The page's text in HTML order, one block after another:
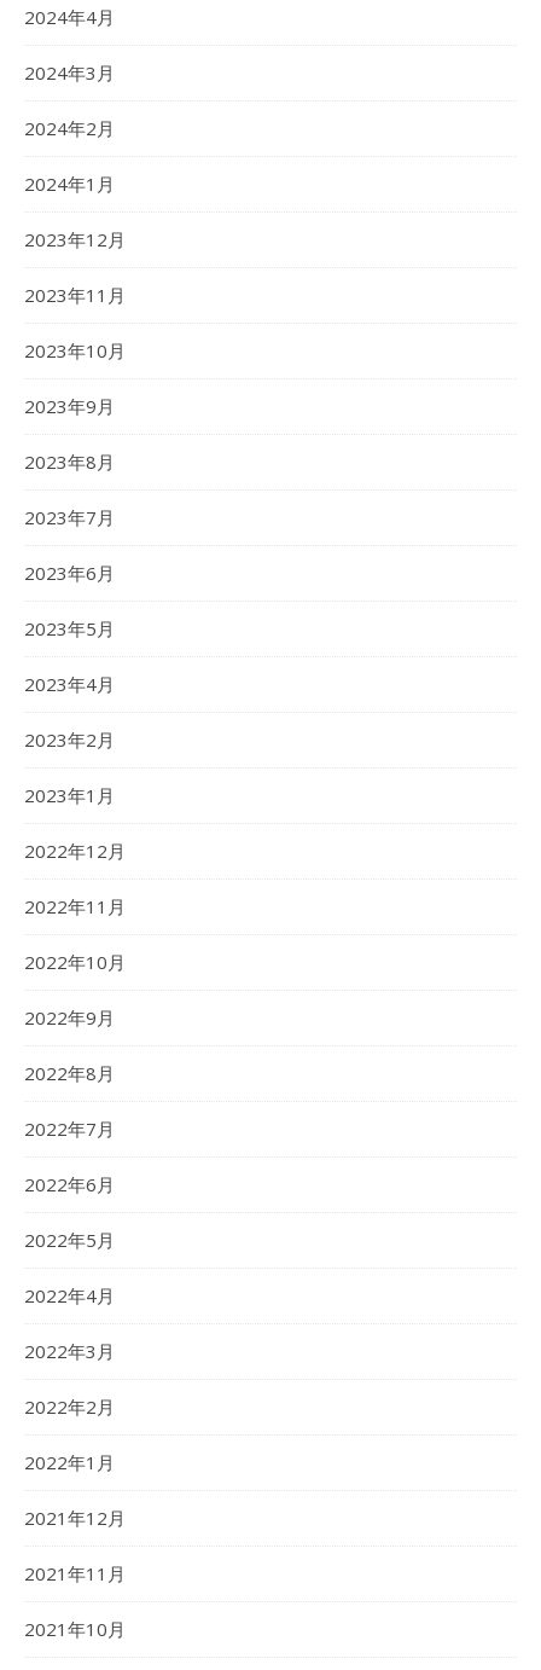
2024年4月
2024年3月
2024年2月
2024年1月
2023年12月
2023年11月
2023年10月
2023年9月
2023年8月
2023年7月
2023年6月
2023年5月
2023年4月
2023年2月
2023年1月
2022年12月
2022年11月
2022年10月
2022年9月
2022年8月
2022年7月
2022年6月
2022年5月
2022年4月
2022年3月
2022年2月
2022年1月
2021年12月
2021年11月
2021年10月